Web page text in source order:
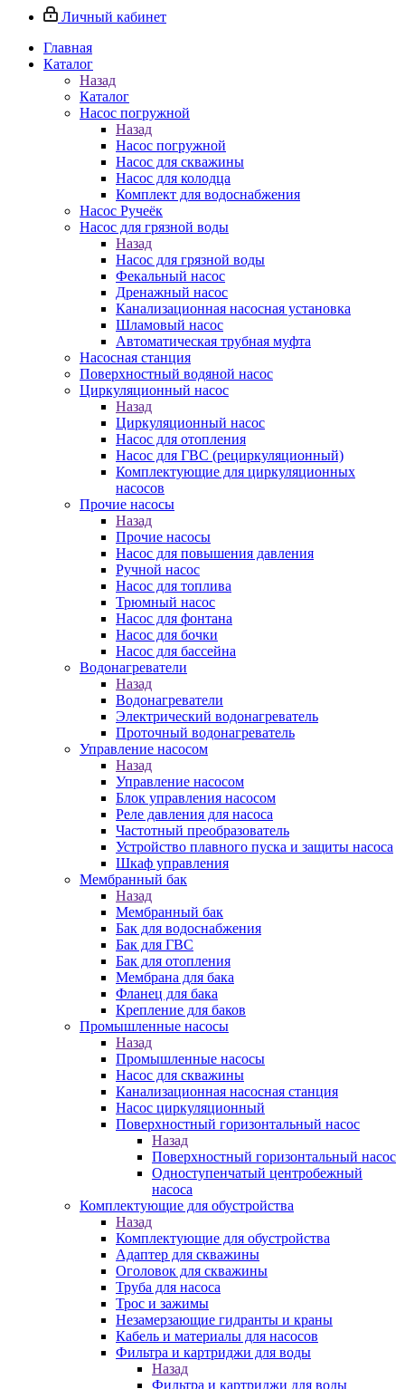
Личный кабинет
Главная
Каталог
Назад
Каталог
Насос погружной
Назад
Насос погружной
Насос для скважины
Насос для колодца
Комплект для водоснабжения
Насос Ручеёк
Насос для грязной воды
Назад
Насос для грязной воды
Фекальный насос
Дренажный насос
Канализационная насосная установка
Шламовый насос
Автоматическая трубная муфта
Насосная станция
Поверхностный водяной насос
Циркуляционный насос
Назад
Циркуляционный насос
Насос для отопления
Насос для ГВС (рециркуляционный)
Комплектующие для циркуляционных
насосов
Прочие насосы
Назад
Прочие насосы
Насос для повышения давления
Ручной насос
Насос для топлива
Трюмный насос
Насос для фонтана
Насос для бочки
Насос для бассейна
Водонагреватели
Назад
Водонагреватели
Электрический водонагреватель
Проточный водонагреватель
Управление насосом
Назад
Управление насосом
Блок управления насосом
Реле давления для насоса
Частотный преобразователь
Устройство плавного пуска и защиты насоса
Шкаф управления
Мембранный бак
Назад
Мембранный бак
Бак для водоснабжения
Бак для ГВС
Бак для отопления
Мембрана для бака
Фланец для бака
Крепление для баков
Промышленные насосы
Назад
Промышленные насосы
Насос для скважины
Канализационная насосная станция
Насос циркуляционный
Поверхностный горизонтальный насос
Назад
Поверхностный горизонтальный насос
Одноступенчатый центробежный
насоса
Комплектующие для обустройства
Назад
Комплектующие для обустройства
Адаптер для скважины
Оголовок для скважины
Труба для насоса
Трос и зажимы
Незамерзающие гидранты и краны
Кабель и материалы для насосов
Фильтра и картриджи для воды
Назад
Фильтра и картриджи для воды